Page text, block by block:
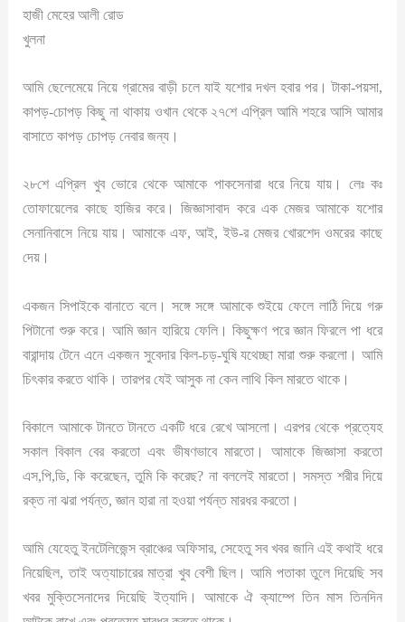
হাজী মেহের আলী রোড
খুলনা
আমি ছেলেমেয়ে নিয়ে গ্রামের বাড়ী চলে যাই যশোর দখল হবার পর। টাকা-পয়সা,
কাপড়-চোপড় কিছু না থাকায় ওখান থেকে ২৭শে এপ্রিল আমি শহরে আসি আমার
বাসাতে কাপড় চোপড় নেবার জন্য।
২৮শে এপ্রিল খুব ভোরে থেকে আমাকে পাকসেনারা ধরে নিয়ে যায়। লেঃ কঃ
তোফায়েলের কাছে হাজির করে। জিজ্ঞাসাবাদ করে এক মেজর আমাকে যশোর
সেনানিবাসে নিয়ে যায়। আমাকে এফ, আই, ইউ-র মেজর খোরশেদ ওমরের কাছে
দেয়।
একজন সিপাইকে বানাতে বলে। সঙ্গে সঙ্গে আমাকে শুইয়ে ফেলে লাঠি দিয়ে গরু
পিটানো শুরু করে। আমি জ্ঞান হারিয়ে ফেলি। কিছুক্ষণ পরে জ্ঞান ফিরলে পা ধরে
বারান্দায় টেনে এনে একজন সুবেদার কিল-চড়-ঘুষি যথেচ্ছা মারা শুরু করলো। আমি
চিৎকার করতে থাকি। তারপর যেই আসুক না কেন লাথি কিল মারতে থাকে।
বিকালে আমাকে টানতে টানতে একটি ধরে রেখে আসলো। এরপর থেকে প্রত্যেহ
সকাল বিকাল বের করতো এবং ভীষণভাবে মারতো। আমাকে জিজ্ঞাসা করতো
এস,পি,ডি, কি করেছেন, তুমি কি করেছ? না বললেই মারতো। সমস্ত শরীর দিয়ে
রক্ত না ঝরা পর্যন্ত, জ্ঞান হারা না হওয়া পর্যন্ত মারধর করতো।
আমি যেহেতু ইনটেলিজেন্স ব্রাঞ্চের অফিসার, সেহেতু সব খবর জানি এই কথাই ধরে
নিয়েছিল, তাই অত্যাচারের মাত্রা খুব বেশী ছিল। আমি পতাকা তুলে দিয়েছি সব
খবর মুক্তিসেনাদের দিয়েছি ইত্যাদি। আমাকে ঐ ক্যাম্পে তিন মাস তিনদিন